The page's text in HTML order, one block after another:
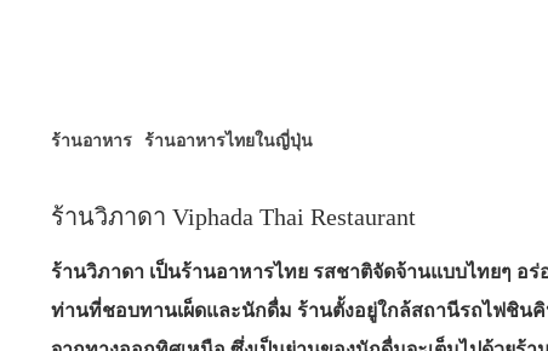
ร้านอาหาร ร้านอาหารไทยในญี่ปุ่น
ร้านวิภาดา Viphada Thai Restaurant
ร้านวิภาดา เป็นร้านอาหารไทย รสชาติจัดจ้านแบบไทยๆ อ
ท่านที่ชอบทานเผ็ดและนักดื่ม ร้านตั้งอยู่ใกล้สถานีรถไฟชิน